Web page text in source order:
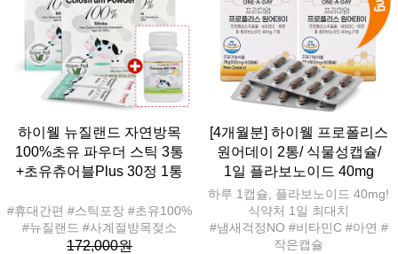
하이웰 뉴질랜드 자연방목
100%초유 파우더 스틱 3통
+초유츄어블Plus 30정 1통
#휴대간편 #스틱포장 #초유100%
#뉴질랜드 #사계절방목젖소
172,000원
[4개월분] 하이웰 프로폴리스
원어데이 2통/ 식물성캡슐/
1일 플라보노이드 40mg
하루 1캡슐, 플라보노이드 40mg!
식약처 1일 최대치
#냄새걱정NO #비타민C #아연 #
작은캡슐